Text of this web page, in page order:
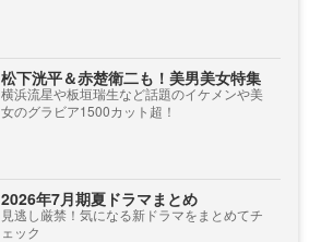
松下洸平＆赤楚衛二も！美男美女特集
横浜流星や板垣瑞生など話題のイケメンや美
女のグラビア1500カット超！
2026年7月期夏ドラマまとめ
見逃し厳禁！気になる新ドラマをまとめてチ
ェック